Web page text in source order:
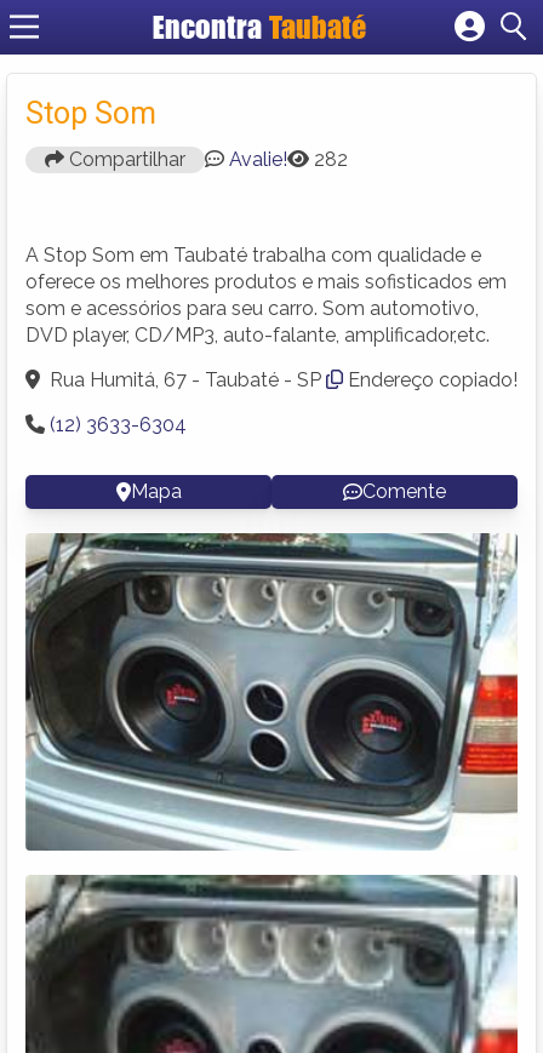
EncontraTaubaté
Cadastrar empresa
Stop Som
Compartilhar Avalie! 282
A Stop Som em Taubaté trabalha com qualidade e
oferece os melhores produtos e mais sofisticados em
som e acessórios para seu carro. Som automotivo,
DVD player, CD/MP3, auto-falante, amplificador,etc.
Rua Humitá, 67 - Taubaté - SP
Endereço copiado!
(12) 3633-6304
Mapa Comente